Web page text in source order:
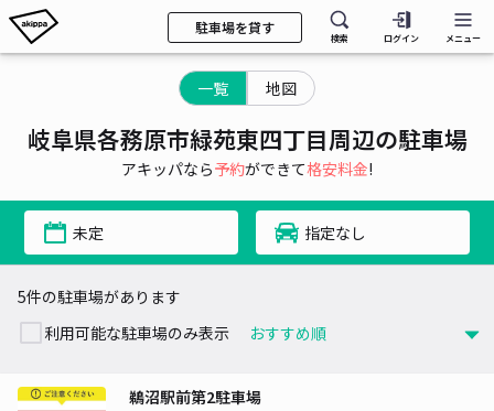
駐車場を貸す
検索 ログイン メニュー
一覧 地図
岐阜県各務原市緑苑東四丁目周辺の駐車場
アキッパなら予約ができて格安料金!
未定 指定なし
5件の駐車場があります
利用可能な駐車場のみ表示
鵜沼駅前第2駐車場